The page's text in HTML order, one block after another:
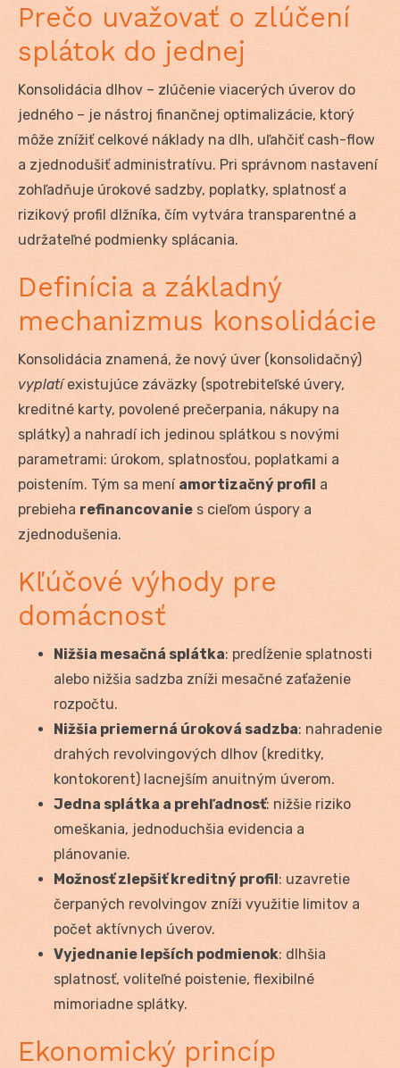
Prečo uvažovať o zlúčení
splátok do jednej
Konsolidácia dlhov – zlúčenie viacerých úverov do
jedného – je nástroj finančnej optimalizácie, ktorý
môže znížiť celkové náklady na dlh, uľahčiť cash-flow
a zjednodušiť administratívu. Pri správnom nastavení
zohľadňuje úrokové sadzby, poplatky, splatnosť a
rizikový profil dlžníka, čím vytvára transparentné a
udržateľné podmienky splácania.
Definícia a základný
mechanizmus konsolidácie
Konsolidácia znamená, že nový úver (konsolidačný)
vyplatíexistujúce záväzky (spotrebiteľské úvery,
kreditné karty, povolené prečerpania, nákupy na
splátky) a nahradí ich jedinou splátkou s novými
parametrami: úrokom, splatnosťou, poplatkami a
poistením. Tým sa mení amortizačný profil a
prebieha refinancovanie s cieľom úspory a
zjednodušenia.
Kľúčové výhody pre
domácnosť
Nižšia mesačná splátka: predĺženie splatnosti
alebo nižšia sadzba zníži mesačné zaťaženie
rozpočtu.
Nižšia priemerná úroková sadzba: nahradenie
drahých revolvingových dlhov (kreditky,
kontokorent) lacnejším anuitným úverom.
Jedna splátka a prehľadnosť: nižšie riziko
omeškania, jednoduchšia evidencia a
plánovanie.
Možnosť zlepšiť kreditný profil: uzavretie
čerpaných revolvingov zníži využitie limitov a
počet aktívnych úverov.
Vyjednanie lepších podmienok: dlhšia
splatnosť, voliteľné poistenie, flexibilné
mimoriadne splátky.
Ekonomický princíp